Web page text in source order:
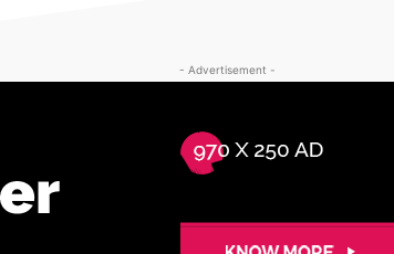
- Advertisement -